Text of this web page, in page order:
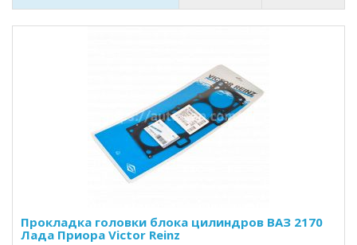
Прокладка головки блока цилиндров ВАЗ 2170
Лада Приора Victor Reinz